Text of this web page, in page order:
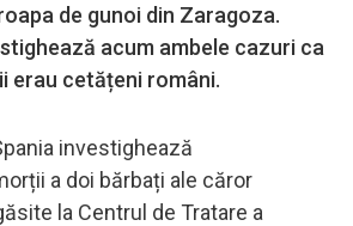
de gunoi din Zaragoza.
acum ambele cazuri ca
erau cetățeni români.
investighează
a doi bărbați ale căror
la Centrul de Tratare a